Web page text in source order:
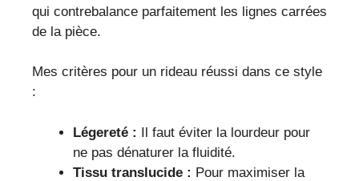
qui contrebalance parfaitement les lignes carrées
de la pièce.
Mes critères pour un rideau réussi dans ce style
:
Légereté : Il faut éviter la lourdeur pour
ne pas dénaturer la fluidité.
Tissu translucide : Pour maximiser la